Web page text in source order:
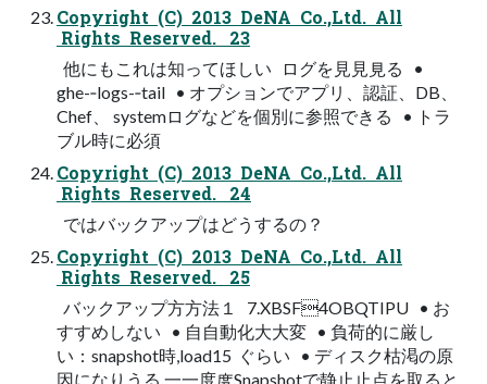
Copyright (C) 2013 DeNA Co.,Ltd. All
Rights Reserved. 23
他にもこれは知ってほしい ログを⾒見見る •
ghe-­‐logs-­‐tail • オプションでアプリ、認証、DB、
Chef、 systemログなどを個別に参照できる • トラ
ブル時に必須
Copyright (C) 2013 DeNA Co.,Ltd. All
Rights Reserved. 24
ではバックアップはどうするの？
Copyright (C) 2013 DeNA Co.,Ltd. All
Rights Reserved. 25
バックアップ⽅方法１ 7.XBSF4OBQTIPU • お
すすめしない • ⾃自動化⼤大変 • 負荷的に厳し
い：snapshot時,load15 ぐらい • ディスク枯渇の原
因になりうる ⼀一度度Snapshotで静⽌止点を取ると